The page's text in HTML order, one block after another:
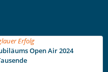
Erfolg
Open Air 2024